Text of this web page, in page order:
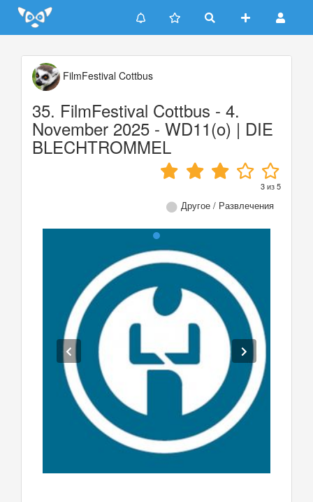
Update cookies preferences
FilmFestival Cottbus
35. FilmFestival Cottbus - 4.
November 2025 - WD11(o) | DIE
BLECHTROMMEL
3из5
Другое / Развлечения